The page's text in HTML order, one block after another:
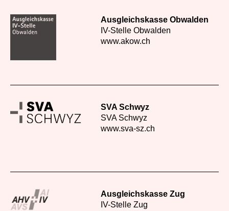
Ausgleichskasse Obwalden
IV-Stelle Obwalden
www.akow.ch
SVA Schwyz
SVA Schwyz
www.sva-sz.ch
Ausgleichskasse Zug
IV-Stelle Zug